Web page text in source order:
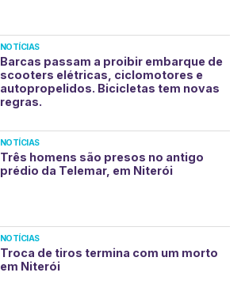
NOTÍCIAS
Barcas passam a proibir embarque de
scooters elétricas, ciclomotores e
autopropelidos. Bicicletas tem novas
regras.
NOTÍCIAS
Três homens são presos no antigo
prédio da Telemar, em Niterói
NOTÍCIAS
Troca de tiros termina com um morto
em Niterói